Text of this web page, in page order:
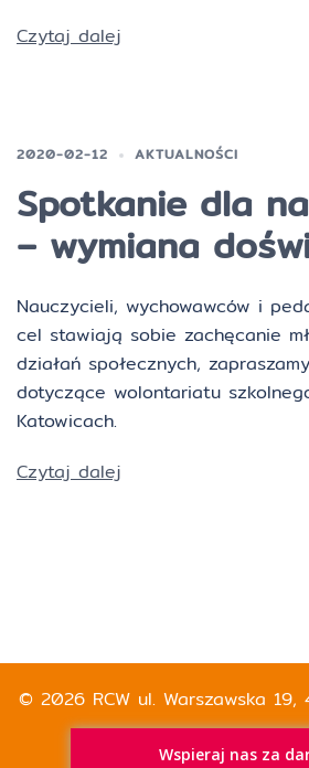
Czytaj dalej
2020-02-12 AKTUALNOŚCI
Spotkanie dla
– wymiana
Nauczycieli, wychowawców i
cel stawiają sobie zachęcanie
działań społecznych,
dotyczące wolontariatu
Katowicach.
Czytaj dalej
© 2026 RCW ul. Warszawska
Wspieraj nas za